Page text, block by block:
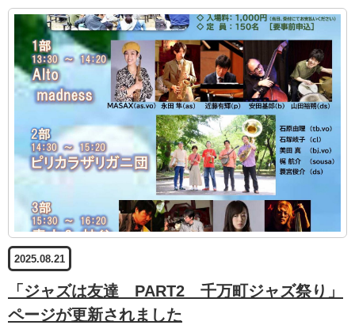
2025.08.21
「ジャズは友達 PART2 千万町ジャズ祭り」
ページが更新されました